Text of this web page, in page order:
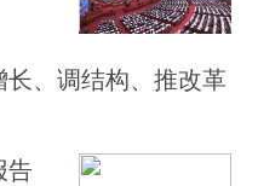
、调结构、推改革
告